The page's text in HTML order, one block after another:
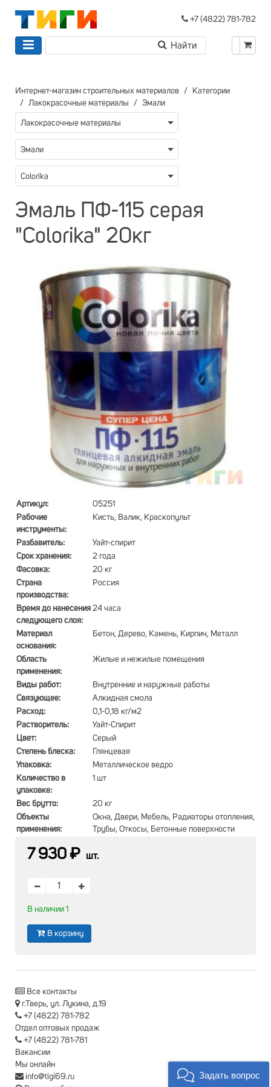
+7 (4822) 781-782
Интернет-магазин строительных материалов
Категории
Лакокрасочные материалы
Эмали
Лакокрасочные материалы
Эмали
Colorika
Эмаль ПФ-115 серая
"Colorika" 20кг
Артикул:
05251
Рабочие
инструменты:
Кисть, Валик, Краскопульт
Разбавитель:
Уайт-спирит
Срок хранения:
2 года
Фасовка:
20 кг
Страна
производства:
Россия
Время до нанесения
следующего слоя:
24 часа
Материал
основания:
Бетон, Дерево, Камень, Кирпич, Металл
Область
применения:
Жилые и нежилые помещения
Виды работ:
Внутренние и наружные работы
Связующее:
Алкидная смола
Расход:
0,1-0,18 кг/м2
Растворитель:
Уайт-Спирит
Цвет:
Серый
Степень блеска:
Глянцевая
Упаковка:
Металлическое ведро
Количество в
упаковке:
1 шт
Вес брутто:
20 кг
Объекты
применения:
Окна, Двери, Мебель, Радиаторы отопления,
Трубы, Откосы, Бетонные поверхности
7 930 ₽ шт.
В наличии 1
В корзину
Все контакты
г.Тверь, ул. Лукина, д.19
+7 (4822) 781-782
Отдел оптовых продаж
+7 (4822) 781-781
Вакансии
Мы онлайн
info@tigi69.ru
Задать вопрос